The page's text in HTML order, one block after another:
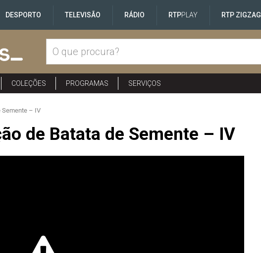
DESPORTO TELEVISÃO RÁDIO RTPPLAY RTP ZIGZAG
COLEÇÕES PROGRAMAS SERVIÇOS
Semente – IV
de Batata de Semente – IV